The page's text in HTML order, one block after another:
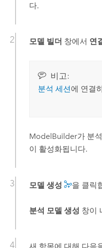
다.
모델 빌더 창에서 연
비고:
분석 세션에 연결
ModelBuilder가 분
이 활성화됩니다.
모델 생성 을 클릭
분석 모델 생성 창이